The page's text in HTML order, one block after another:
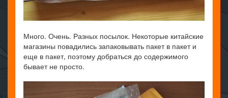
Много. Очень. Разных посылок. Некоторые китайские
магазины повадились запаковывать пакет в пакет и
еще в пакет, поэтому добраться до содержимого
бывает не просто.